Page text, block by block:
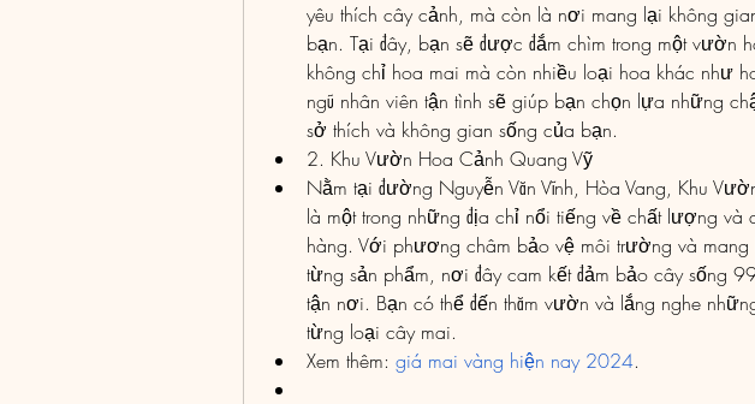
yêu thích cây cảnh, mà còn là nơi mang lại không
bạn. Tại đây, bạn sẽ được đắm chìm trong một vườn
không chỉ hoa mai mà còn nhiều loại hoa khác như
ngũ nhân viên tận tình sẽ giúp bạn chọn lựa những
sở thích và không gian sống của bạn.
2. Khu Vườn Hoa Cảnh Quang Vỹ
Nằm tại đường Nguyễn Văn Vĩnh, Hòa Vang, Khu
là một trong những địa chỉ nổi tiếng về chất lượng và
hàng. Với phương châm bảo vệ môi trường và mang
từng sản phẩm, nơi đây cam kết đảm bảo cây sống
tận nơi. Bạn có thể đến thăm vườn và lắng nghe
từng loại cây mai.
Xem thêm: giá mai vàng hiện nay 2024.